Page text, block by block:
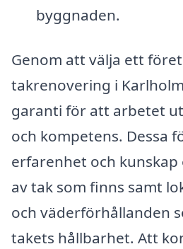
byggnaden.
Genom att välja ett
takrenovering i
garanti för att arbetet
och kompetens. Dessa
erfarenhet och
av tak som finns samt
och väderförhållanden
takets hållbarhet. Att